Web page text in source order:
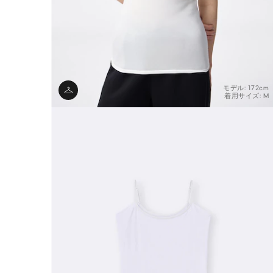
モデル: 172cm
着用サイズ: M